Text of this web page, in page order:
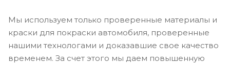
Мы используем только проверенные материалы и
краски для покраски автомобиля, проверенные
нашими технологами и доказавшие свое качество
временем. За счет этого мы даем повышенную